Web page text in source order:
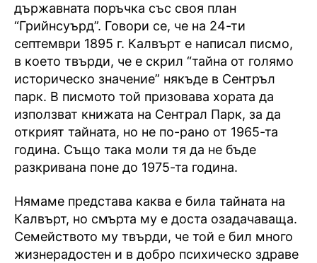
държавната поръчка със своя план
“Грийнсуърд”. Говори се, че на 24-ти
септември 1895 г. Калвърт е написал писмо,
в което твърди, че е скрил “тайна от голямо
историческо значение” някъде в Сентръл
парк. В писмото той призовава хората да
използват книжата на Сентрал Парк, за да
открият тайната, но не по-рано от 1965-та
година. Също така моли тя да не бъде
разкривана поне до 1975-та година.
Нямаме представа каква е била тайната на
Калвърт, но смърта му е доста озадачаваща.
Семейството му твърди, че той е бил много
жизнерадостен и в добро психическо здраве